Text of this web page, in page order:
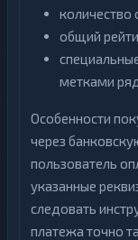
количество
общий
метками
Особенности
через
пользователь
указанные
следовать
платежа точно